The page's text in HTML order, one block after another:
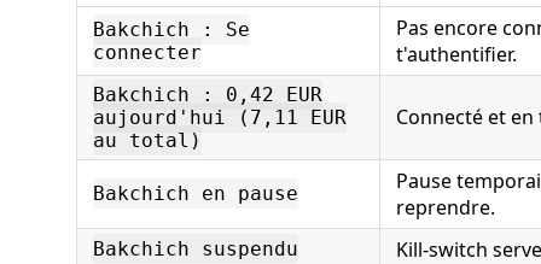
Bakchich : Se
connecter
Pas encore
t'authentifier.
Bakchich : 0,42 EUR
aujourd'hui (7,11 EUR
au total)
Connecté et
Bakchich en pause
Pause
reprendre.
Bakchich suspendu Kill-switch